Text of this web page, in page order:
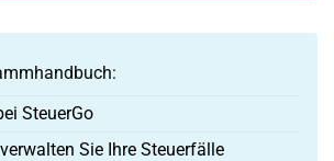
SteuerGo
Sie Ihre Steuerfälle